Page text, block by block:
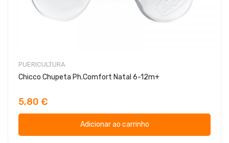
PUERICULTURA
Chicco Chupeta Ph.Comfort Natal 6-12m+
5,80 €
Adicionar ao carrinho